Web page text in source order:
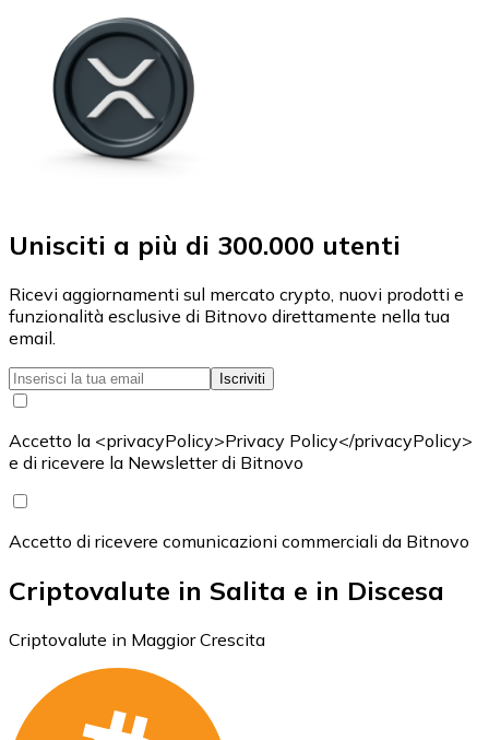
Unisciti a più di 300.000 utenti
Ricevi aggiornamenti sul mercato crypto, nuovi prodotti e
funzionalità esclusive di Bitnovo direttamente nella tua
email.
Iscriviti
Accetto la <privacyPolicy>Privacy Policy</privacyPolicy>
e di ricevere la Newsletter di Bitnovo
Accetto di ricevere comunicazioni commerciali da Bitnovo
Criptovalute in Salita e in Discesa
Criptovalute in Maggior Crescita